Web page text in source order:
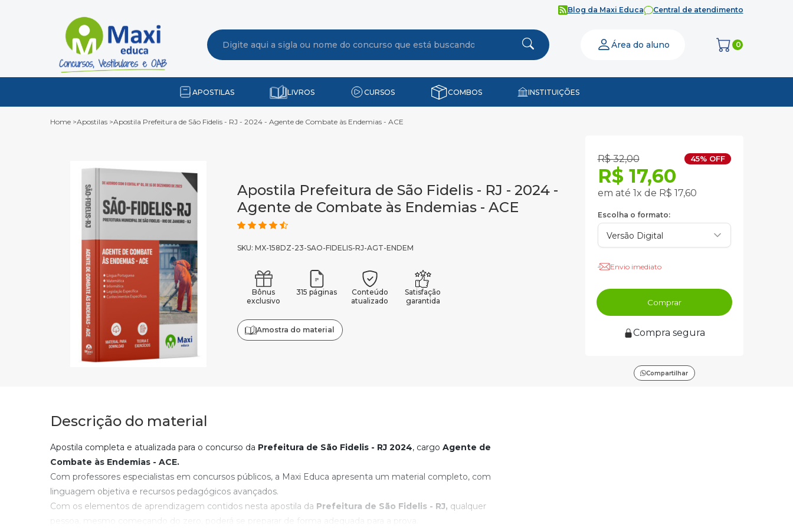
Blog da Maxi Educa Central de atendimento
Área do aluno 0
APOSTILAS LIVROS CURSOS COMBOS INSTITUIÇÕES
Home>Apostilas>Apostila Prefeitura de São Fidelis - RJ - 2024 - Agente de Combate às Endemias - ACE
Apostila Prefeitura de São Fidelis - RJ - 2024 -
Agente de Combate às Endemias - ACE
SKU: MX-158DZ-23-SAO-FIDELIS-RJ-AGT-ENDEM
Bônus
exclusivo
315 páginas
Conteúdo
atualizado
Satisfação
garantida
Amostra do material
R$ 32,00 45% OFF
R$ 17,60
em até 1x de R$ 17,60
Escolha o formato:
Envio imediato
Comprar
Compra segura
Compartilhar
Descrição do material
Apostila completa e atualizada para o concurso da Prefeitura de São Fidelis - RJ 2024, cargo Agente de
Combate às Endemias - ACE.
Com professores especialistas em concursos públicos, a Maxi Educa apresenta um material completo, com
linguagem objetiva e recursos pedagógicos avançados.
Com os elementos de aprendizagem contidos nesta apostila da Prefeitura de São Fidelis - RJ, qualquer
pessoa, mesmo começando do zero, poderá se preparar de forma adequada para a prova.